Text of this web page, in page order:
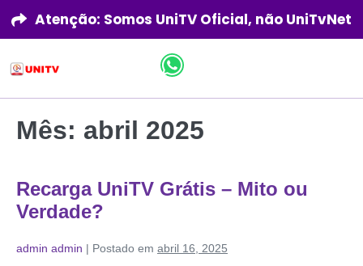
Atenção: Somos UniTV Oficial, não UniTvNet
Mês: abril 2025
Recarga UniTV Grátis – Mito ou
Verdade?
admin admin | Postado em abril 16, 2025